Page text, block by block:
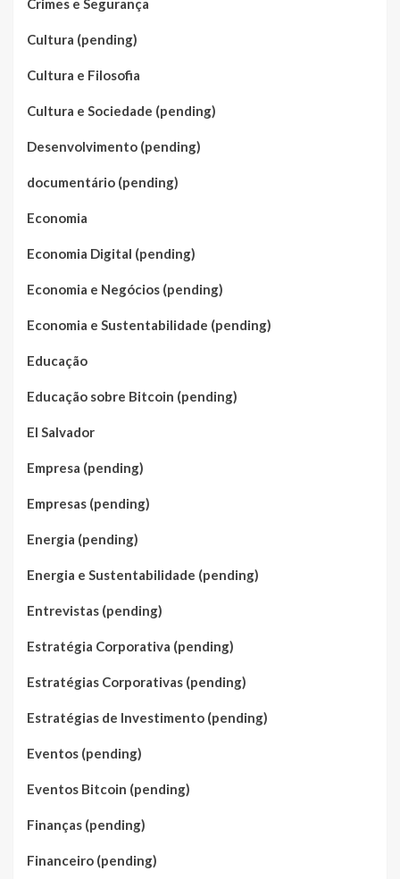
Crimes e Segurança
Cultura (pending)
Cultura e Filosofia
Cultura e Sociedade (pending)
Desenvolvimento (pending)
documentário (pending)
Economia
Economia Digital (pending)
Economia e Negócios (pending)
Economia e Sustentabilidade (pending)
Educação
Educação sobre Bitcoin (pending)
El Salvador
Empresa (pending)
Empresas (pending)
Energia (pending)
Energia e Sustentabilidade (pending)
Entrevistas (pending)
Estratégia Corporativa (pending)
Estratégias Corporativas (pending)
Estratégias de Investimento (pending)
Eventos (pending)
Eventos Bitcoin (pending)
Finanças (pending)
Financeiro (pending)